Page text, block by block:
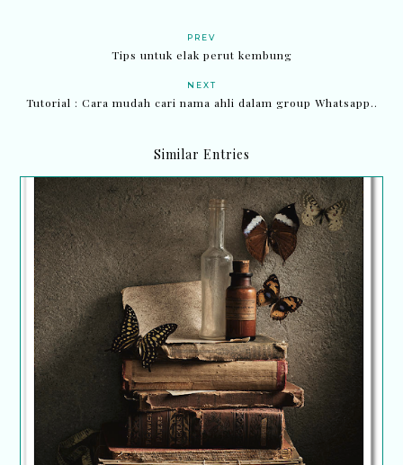
PREV
Tips untuk elak perut kembung
NEXT
Tutorial : Cara mudah cari nama ahli dalam group Whatsapp..
Similar Entries
Tazkirah malam